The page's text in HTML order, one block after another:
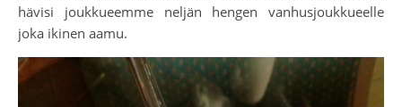
hävisi joukkueemme neljän hengen vanhusjoukkueelle
joka ikinen aamu.